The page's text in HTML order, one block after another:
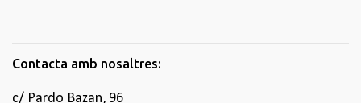
Contacta amb nosaltres:
c/ Pardo Bazan, 96